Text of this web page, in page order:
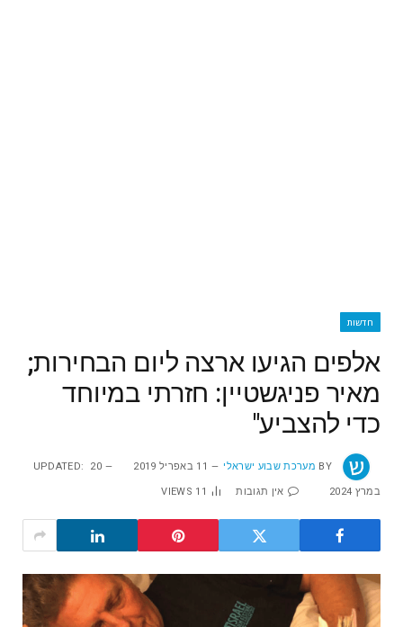
חדשות
אלפים הגיעו ארצה ליום הבחירות;
מאיר פניגשטיין: חזרתי במיוחד
כדי להצביע"
BY מערכת שבוע ישראלי 11 באפריל 2019 UPDATED: 20
במרץ 2024 אין תגובות 11
VIEWS